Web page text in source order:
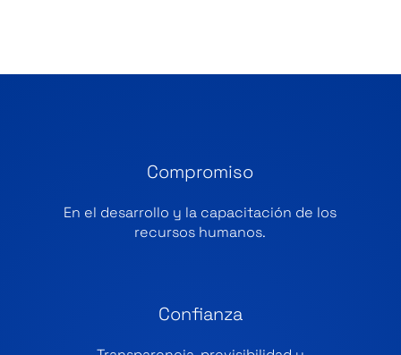
Compromiso
En el desarrollo y la capacitación de los
recursos humanos.
Confianza